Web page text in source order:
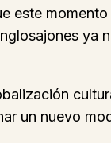
este
ya
un nuevo